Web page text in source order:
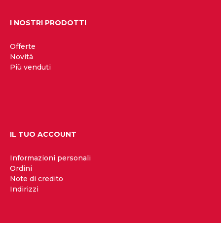
I NOSTRI PRODOTTI
Offerte
Novità
Più venduti
IL TUO ACCOUNT
Informazioni personali
Ordini
Note di credito
Indirizzi